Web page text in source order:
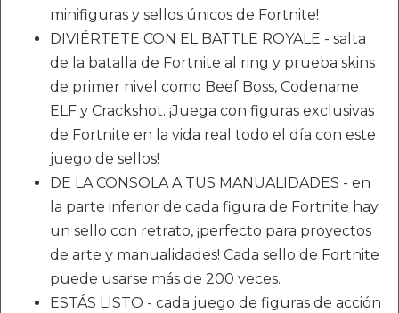
minifiguras y sellos únicos de Fortnite!
DIVIÉRTETE CON EL BATTLE ROYALE - salta
de la batalla de Fortnite al ring y prueba skins
de primer nivel como Beef Boss, Codename
ELF y Crackshot. ¡Juega con figuras exclusivas
de Fortnite en la vida real todo el día con este
juego de sellos!
DE LA CONSOLA A TUS MANUALIDADES - en
la parte inferior de cada figura de Fortnite hay
un sello con retrato, ¡perfecto para proyectos
de arte y manualidades! Cada sello de Fortnite
puede usarse más de 200 veces.
ESTÁS LISTO - cada juego de figuras de acción